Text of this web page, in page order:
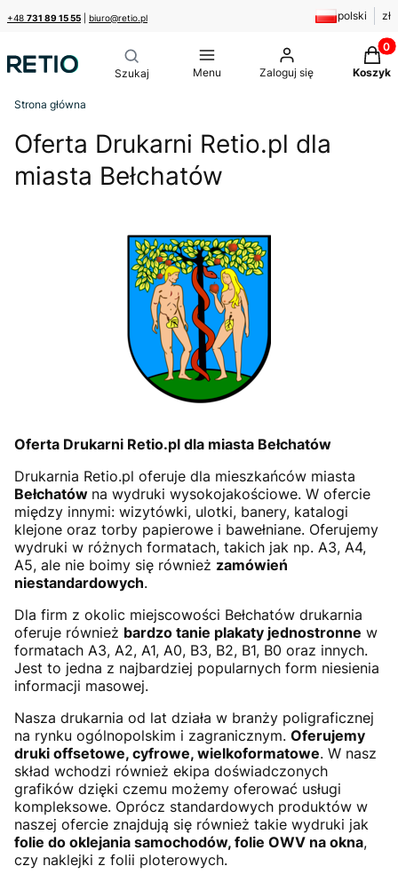
+48 731 89 15 55 biuro@retio.pl polski zł
Menu Zaloguj się Koszyk
Strona główna
Oferta Drukarni Retio.pl dla
miasta Bełchatów
Oferta Drukarni Retio.pl dla miasta Bełchatów
Drukarnia Retio.pl oferuje dla mieszkańców miasta
Bełchatów na wydruki wysokojakościowe. W ofercie
między innymi: wizytówki, ulotki, banery, katalogi
klejone oraz torby papierowe i bawełniane. Oferujemy
wydruki w różnych formatach, takich jak np. A3, A4,
A5, ale nie boimy się również zamówień
niestandardowych.
Dla firm z okolic miejscowości Bełchatów drukarnia
oferuje również bardzo tanie plakaty jednostronne w
formatach A3, A2, A1, A0, B3, B2, B1, B0 oraz innych.
Jest to jedna z najbardziej popularnych form niesienia
informacji masowej.
Nasza drukarnia od lat działa w branży poligraficznej
na rynku ogólnopolskim i zagranicznym. Oferujemy
druki offsetowe, cyfrowe, wielkoformatowe. W nasz
skład wchodzi również ekipa doświadczonych
grafików dzięki czemu możemy oferować usługi
kompleksowe. Oprócz standardowych produktów w
naszej ofercie znajdują się również takie wydruki jak
folie do oklejania samochodów, folie OWV na okna,
czy naklejki z folii ploterowych.